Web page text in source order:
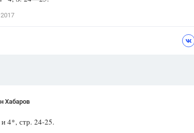
Хабаров
4*, стр. 24-25.